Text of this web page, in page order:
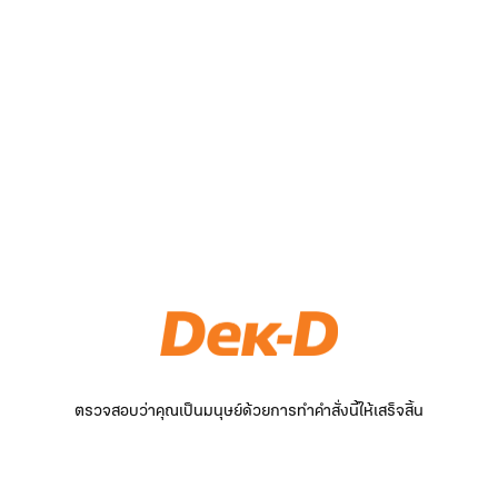
ตรวจสอบว่าคุณเป็นมนุษย์ด้วยการทำคำสั่งนี้ให้เสร็จสิ้น